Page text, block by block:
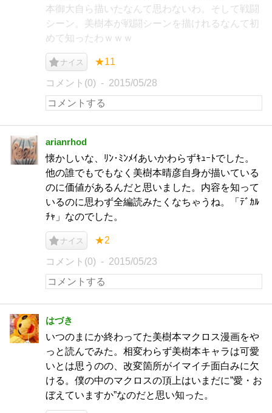
本御大自ら描いたなんて思わないわ。そして戦闘
シーン。美樹本が戦闘シーンを描けれるなんて初
めて知ったわｗｗｗ
ナイス ★11
コメント(0) 2015/05/28
arianrhod
懐かしいな、ﾘﾝ･ﾐﾝﾒｲあいかわらずｷｭｰﾄでした。
他の誰でもでもなく美樹本晴彦自身が描いている
のに価値があるんだと思いました。内容を知って
いるのに思わず全編読みたくなちゃうね。「ﾃﾞｶﾙ
ﾁｬ」なのでした。
ナイス ★2
コメント(0) 2015/05/23
はづき
いつのまにか終わってた美樹本マクロス漫画をや
っと読んでみた。相変わらず美樹本キャラは可愛
いとは思うのの、改変箇所がイマイチ面白みに欠
ける。僕の中のマクロスの頂上はいまだに”愛・お
ぼえていますか”なのだと思い知った。